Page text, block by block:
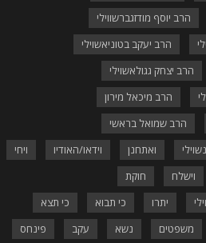
הרב יוסף מודזגברשווילי
הרב יעקב בטוניאשוילי
הרב יצחק גגולאשוילי
הרב מיכאל מירון
הרב שמואל בראשי
ואתחנן וידאו/האודיו
ויחי
וישלח
חוקת
יתרו כי תבוא
כי תצא
משפטים נשא עקב
פינחס